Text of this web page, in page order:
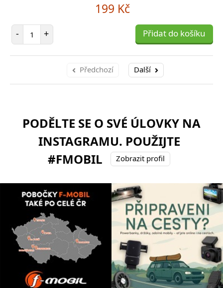
199 Kč
- Počet položek
+ Přidat do košíku
Předchozí Další
PODĚLTE SE O SVÉ ÚLOVKY NA
INSTAGRAMU. POUŽIJTE
#FMOBIL
Zobrazit profil